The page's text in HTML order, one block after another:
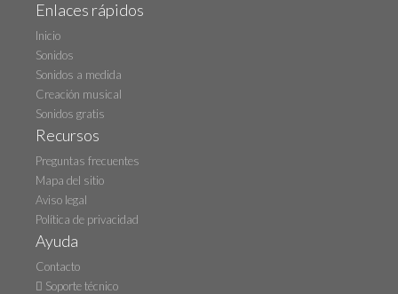
Enlaces rápidos
Inicio
Sonidos
Sonidos a medida
Creación musical
Sonidos gratis
Recursos
Preguntas frecuentes
Mapa del sitio
Aviso legal
Política de privacidad
Ayuda
Contacto
Soporte técnico